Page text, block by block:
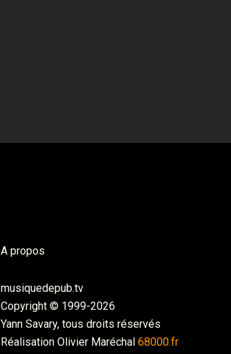
A propos
musiquedepub.tv
Copyright © 1999-2026
Yann Savary, tous droits réservés
Réalisation Olivier Maréchal 68000.fr